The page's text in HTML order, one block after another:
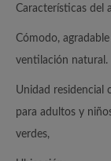
Características del
Cómodo,
ventilación natural.
Unidad residencial
para adultos y
verdes,